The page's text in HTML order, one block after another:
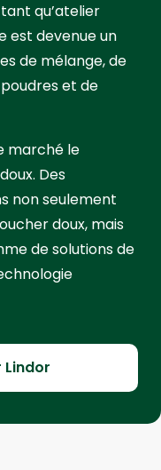
qu’atelier
est devenue un
de mélange, de
et de
marché le
Des
non seulement
doux, mais
de solutions de
Lindor